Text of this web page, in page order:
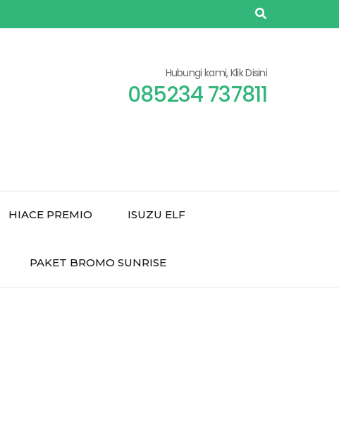
Hubungi kami, Klik Disini
085234 737811
HIACE PREMIO ISUZU ELF
PAKET BROMO SUNRISE